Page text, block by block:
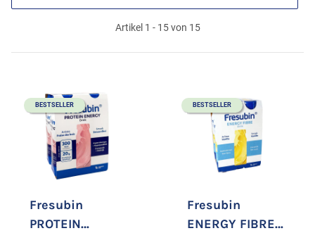
Artikel 1 - 15 von 15
BESTSELLER
Fresubin
PROTEIN
BESTSELLER
Fresubin
ENERGY FIBRE